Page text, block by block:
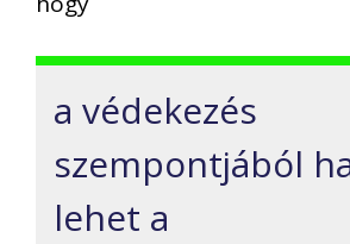
a védekezés
szempontjából
lehet a